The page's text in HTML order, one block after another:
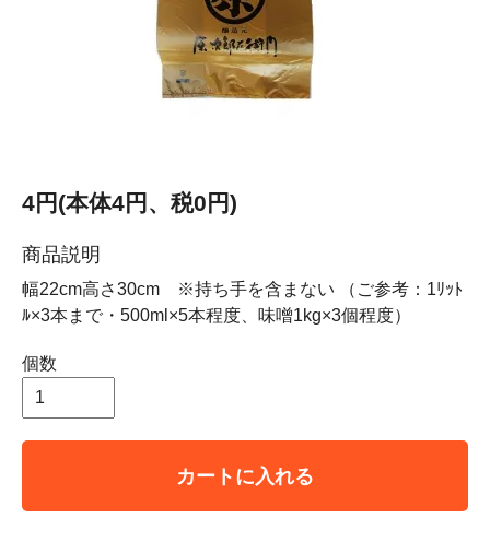
4円(本体4円、税0円)
商品説明
幅22cm高さ30cm ※持ち手を含まない （ご参考：1ﾘｯﾄ
ﾙ×3本まで・500ml×5本程度、味噌1kg×3個程度）
個数
カートに入れる